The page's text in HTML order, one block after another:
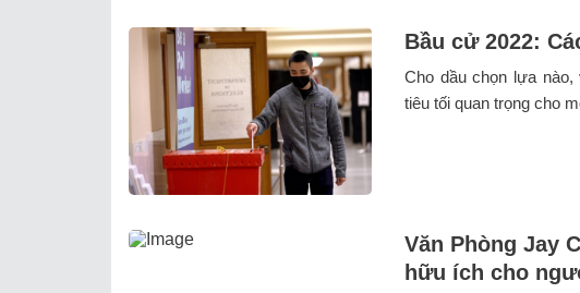
Bầu cử 2022:
Cho dầu chọn lựa
tiêu tối quan trọng cho
Văn Phòng Jay
hữu ích cho